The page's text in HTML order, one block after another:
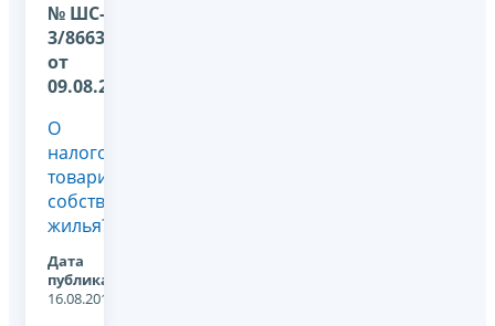
№ ШС-37-
3/8663@
от
09.08.2010
О
налогообложении
товариществ
собственников
жилья?
Дата
публикации:
16.08.2011